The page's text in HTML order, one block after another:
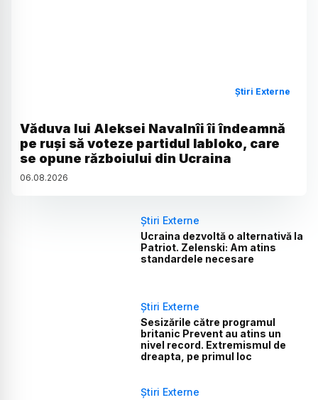
Știri Externe
Văduva lui Aleksei Navalnîi îi îndeamnă
pe ruși să voteze partidul Iabloko, care
se opune războiului din Ucraina
06.08.2026
Știri Externe
Ucraina dezvoltă o alternativă la
Patriot. Zelenski: Am atins
standardele necesare
Știri Externe
Sesizările către programul
britanic Prevent au atins un
nivel record. Extremismul de
dreapta, pe primul loc
Știri Externe